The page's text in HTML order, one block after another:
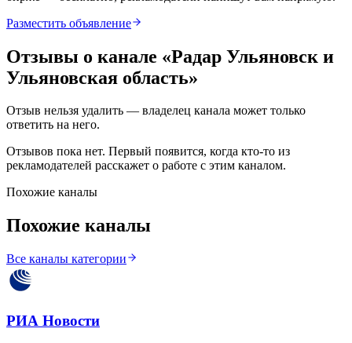
Разместить объявление
Отзывы о канале «Радар Ульяновск и
Ульяновская область»
Отзыв нельзя удалить — владелец канала может только
ответить на него.
Отзывов пока нет. Первый появится, когда кто-то из
рекламодателей расскажет о работе с этим каналом.
Похожие каналы
Похожие каналы
Все каналы категории
РИА Новости